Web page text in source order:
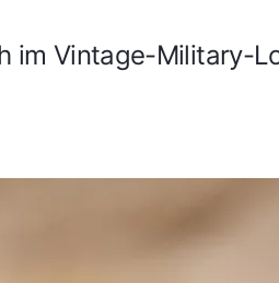
im Vintage-Military-